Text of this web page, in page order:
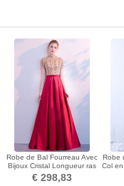
Robe de Bal Fourreau Avec
Bijoux Cristal Longueur ras
du Sol Printemps
€ 298,83
Robe
Col